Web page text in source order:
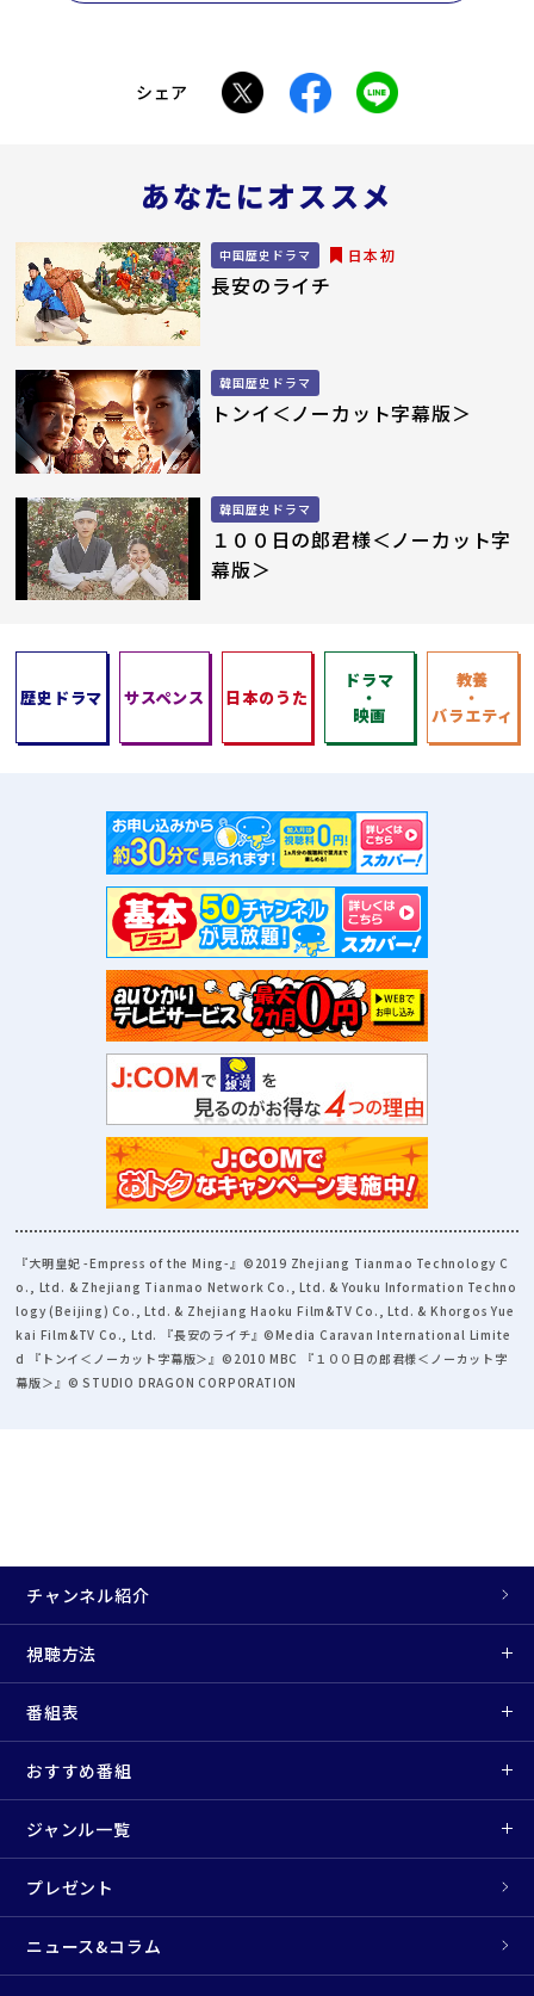
シェア
あなたにオススメ
中国歴史ドラマ 日本初
長安のライチ
韓国歴史ドラマ
トンイ＜ノーカット字幕版＞
韓国歴史ドラマ
１００日の郎君様＜ノーカット字
幕版＞
歴史ドラマ サスペンス 日本のうた
ドラマ
・
映画
教養
・
バラエティ
『大明皇妃 -Empress of the Ming-』©2019 Zhejiang Tianmao Technology C
o., Ltd. & Zhejiang Tianmao Network Co., Ltd. & Youku Information Techno
logy (Beijing) Co., Ltd. & Zhejiang Haoku Film&TV Co., Ltd. & Khorgos Yue
kai Film&TV Co., Ltd. 『長安のライチ』©Media Caravan International Limite
d 『トンイ＜ノーカット字幕版＞』©2010 MBC 『１００日の郎君様＜ノーカット字
幕版＞』© STUDIO DRAGON CORPORATION
チャンネル紹介
視聴方法
番組表
おすすめ番組
ジャンル一覧
プレゼント
ニュース&コラム